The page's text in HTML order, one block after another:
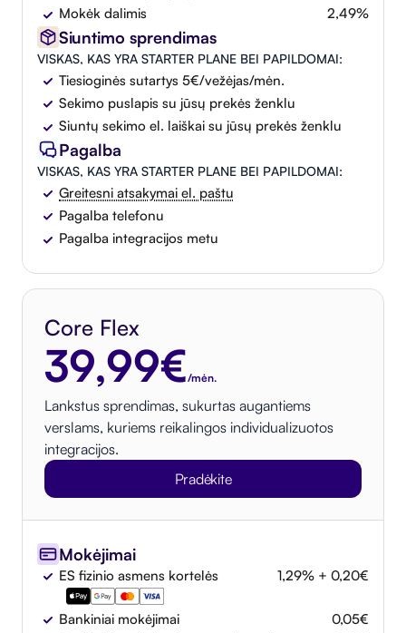
Mokėk dalimis 2,49%
Siuntimo sprendimas
VISKAS, KAS YRA STARTER PLANE BEI PAPILDOMAI:
Tiesioginės sutartys 5€/vežėjas/mėn.
Sekimo puslapis su jūsų prekės ženklu
Siuntų sekimo el. laiškai su jūsų prekės ženklu
Pagalba
VISKAS, KAS YRA STARTER PLANE BEI PAPILDOMAI:
Greitesni atsakymai el. paštu
Pagalba telefonu
Pagalba integracijos metu
Core Flex
39,99€/mėn.
Lankstus sprendimas, sukurtas augantiems
verslams, kuriems reikalingos individualizuotos
integracijos.
Pradėkite
Mokėjimai
ES fizinio asmens kortelės 1,29% + 0,20€
Bankiniai mokėjimai
0,05€